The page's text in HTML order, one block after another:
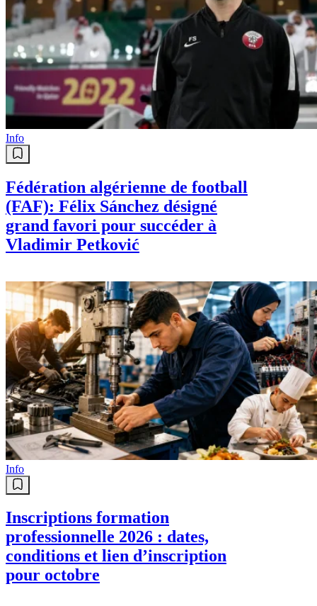
Info
Fédération algérienne de football
(FAF): Félix Sánchez désigné
grand favori pour succéder à
Vladimir Petković
Info
Inscriptions formation
professionnelle 2026 : dates,
conditions et lien d’inscription
pour octobre